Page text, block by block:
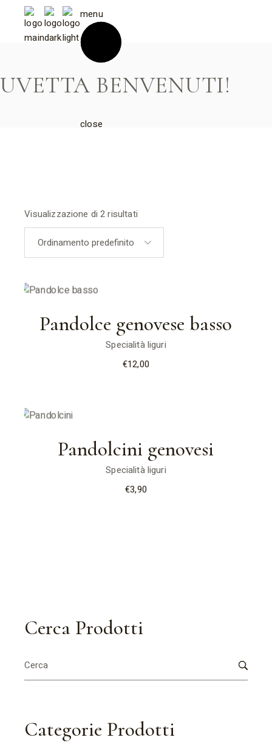
menu
close
UVETTA BENVENUTI!
Visualizzazione di 2 risultati
Pandolce genovese basso
Specialità liguri
€12,00
Pandolcini genovesi
Specialità liguri
€3,90
Cerca Prodotti
for:
Categorie Prodotti